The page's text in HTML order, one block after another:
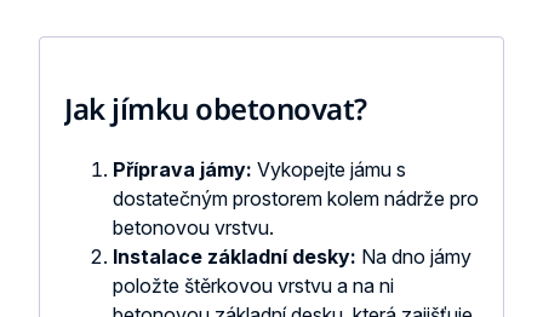
Jak jímku obetonovat?
Příprava jámy: Vykopejte jámu s
dostatečným prostorem kolem nádrže pro
betonovou vrstvu.
Instalace základní desky: Na dno jámy
položte štěrkovou vrstvu a na ni